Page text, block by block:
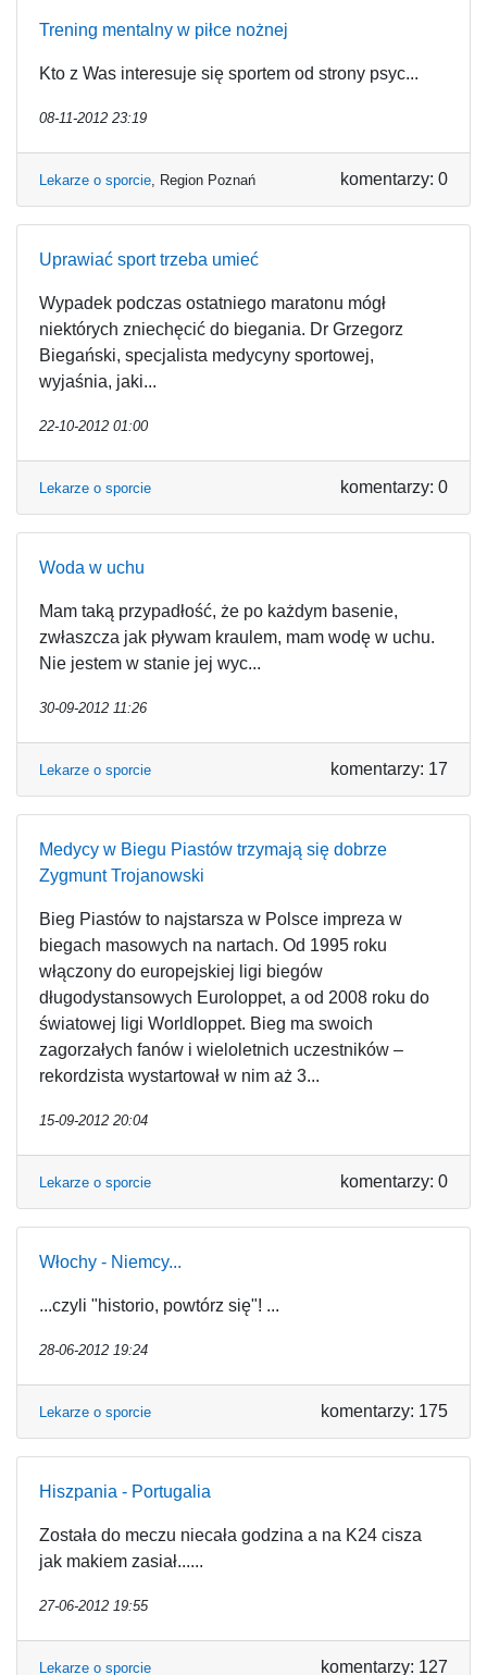
Trening mentalny w piłce nożnej
Kto z Was interesuje się sportem od strony psyc...
08-11-2012 23:19
Lekarze o sporcie, Region Poznań komentarzy: 0
Uprawiać sport trzeba umieć
Wypadek podczas ostatniego maratonu mógł
niektórych zniechęcić do biegania. Dr Grzegorz
Biegański, specjalista medycyny sportowej,
wyjaśnia, jaki...
22-10-2012 01:00
Lekarze o sporcie komentarzy: 0
Woda w uchu
Mam taką przypadłość, że po każdym basenie,
zwłaszcza jak pływam kraulem, mam wodę w uchu.
Nie jestem w stanie jej wyc...
30-09-2012 11:26
Lekarze o sporcie komentarzy: 17
Medycy w Biegu Piastów trzymają się dobrze
Zygmunt Trojanowski
Bieg Piastów to najstarsza w Polsce impreza w
biegach masowych na nartach. Od 1995 roku
włączony do europejskiej ligi biegów
długodystansowych Euroloppet, a od 2008 roku do
światowej ligi Worldloppet. Bieg ma swoich
zagorzałych fanów i wieloletnich uczestników –
rekordzista wystartował w nim aż 3...
15-09-2012 20:04
Lekarze o sporcie komentarzy: 0
Włochy - Niemcy...
...czyli "historio, powtórz się"! ...
28-06-2012 19:24
Lekarze o sporcie komentarzy: 175
Hiszpania - Portugalia
Została do meczu niecała godzina a na K24 cisza
jak makiem zasiał......
27-06-2012 19:55
Lekarze o sporcie komentarzy: 127